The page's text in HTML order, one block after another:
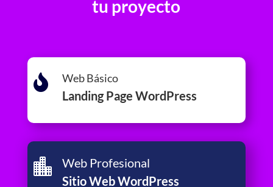
tu proyecto
 Web Básico
Landing Page WordPress

Web Profesional
Sitio Web WordPress